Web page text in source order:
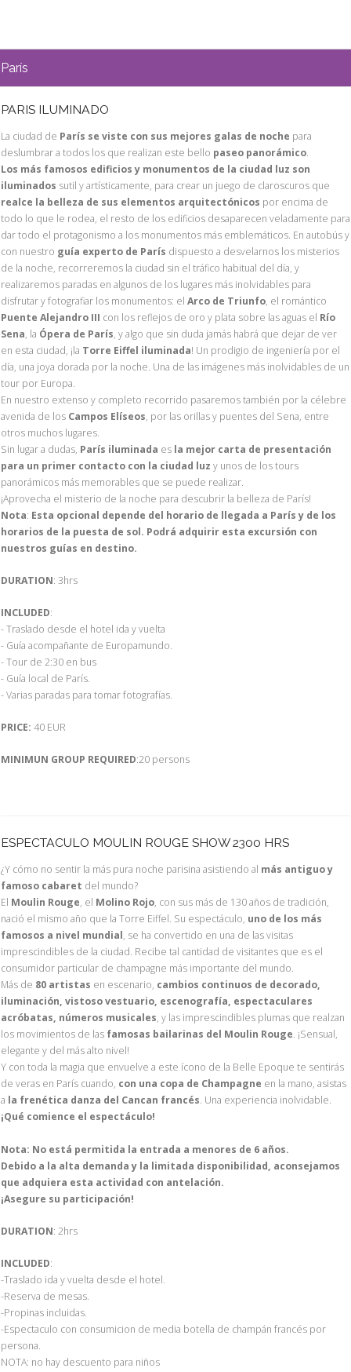
París
PARIS ILUMINADO
La ciudad de París se viste con sus mejores galas de noche para
deslumbrar a todos los que realizan este bello paseo panorámico.
Los más famosos edificios y monumentos de la ciudad luz son
iluminados sutil y artísticamente, para crear un juego de claroscuros que
realce la belleza de sus elementos arquitectónicos por encima de
todo lo que le rodea, el resto de los edificios desaparecen veladamente para
dar todo el protagonismo a los monumentos más emblemáticos. En autobús y
con nuestro guía experto de París dispuesto a desvelarnos los misterios
de la noche, recorreremos la ciudad sin el tráfico habitual del día, y
realizaremos paradas en algunos de los lugares más inolvidables para
disfrutar y fotografiar los monumentos: el Arco de Triunfo, el romántico
Puente Alejandro III con los reflejos de oro y plata sobre las aguas el Río
Sena, la Ópera de París, y algo que sin duda jamás habrá que dejar de ver
en esta ciudad, ¡la Torre Eiffel iluminada! Un prodigio de ingeniería por el
día, una joya dorada por la noche. Una de las imágenes más inolvidables de un
tour por Europa.
En nuestro extenso y completo recorrido pasaremos también por la célebre
avenida de los Campos Elíseos, por las orillas y puentes del Sena, entre
otros muchos lugares.
Sin lugar a dudas, París iluminada es la mejor carta de presentación
para un primer contacto con la ciudad luz y unos de los tours
panorámicos más memorables que se puede realizar.
¡Aprovecha el misterio de la noche para descubrir la belleza de París!
Nota: Esta opcional depende del horario de llegada a París y de los
horarios de la puesta de sol. Podrá adquirir esta excursión con
nuestros guías en destino.
DURATION: 3hrs
INCLUDED:
- Traslado desde el hotel ida y vuelta
- Guía acompañante de Europamundo.
- Tour de 2:30 en bus
- Guía local de París.
- Varias paradas para tomar fotografías.
PRICE: 40 EUR
MINIMUN GROUP REQUIRED:20 persons
ESPECTACULO MOULIN ROUGE SHOW 2300 HRS
¿Y cómo no sentir la más pura noche parisina asistiendo al más antiguo y
famoso cabaret del mundo?
El Moulin Rouge, el Molino Rojo, con sus más de 130 años de tradición,
nació el mismo año que la Torre Eiffel. Su espectáculo, uno de los más
famosos a nivel mundial, se ha convertido en una de las visitas
imprescindibles de la ciudad. Recibe tal cantidad de visitantes que es el
consumidor particular de champagne más importante del mundo.
Más de 80 artistas en escenario, cambios continuos de decorado,
iluminación, vistoso vestuario, escenografía, espectaculares
acróbatas, números musicales, y las imprescindibles plumas que realzan
los movimientos de las famosas bailarinas del Moulin Rouge. ¡Sensual,
elegante y del más alto nivel!
Y con toda la magia que envuelve a este ícono de la Belle Epoque te sentirás
de veras en París cuando, con una copa de Champagne en la mano, asistas
a la frenética danza del Cancan francés. Una experiencia inolvidable.
¡Qué comience el espectáculo!
Nota: No está permitida la entrada a menores de 6 años.
Debido a la alta demanda y la limitada disponibilidad, aconsejamos
que adquiera esta actividad con antelación.
¡Asegure su participación!
DURATION: 2hrs
INCLUDED:
-Traslado ida y vuelta desde el hotel.
-Reserva de mesas.
-Propinas incluidas.
-Espectaculo con consumicion de media botella de champán francés por
persona.
NOTA: no hay descuento para niños